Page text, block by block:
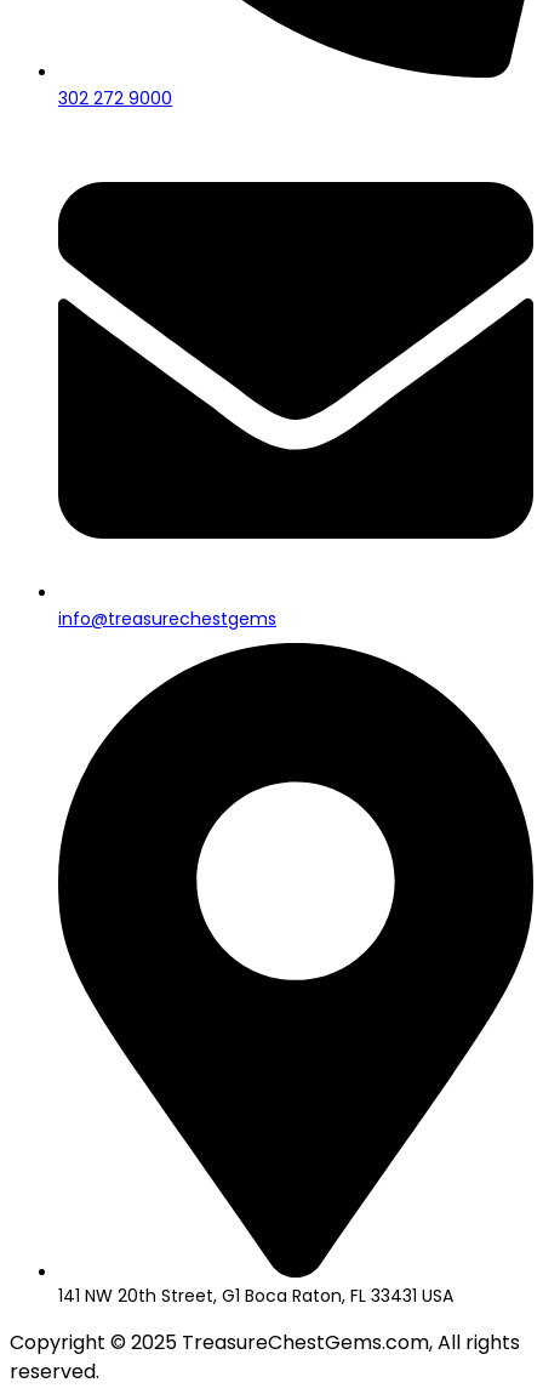
302 272 9000
info@treasurechestgems
141 NW 20th Street, G1 Boca Raton, FL 33431 USA
Copyright © 2025 TreasureChestGems.com, All rights
reserved.